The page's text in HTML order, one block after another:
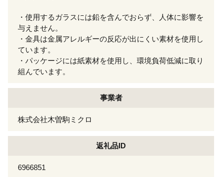
・使用するガラスには鉛を含んでおらず、人体に影響を
与えません。
・金具は金属アレルギーの反応が出にくい素材を使用し
ています。
・パッケージには紙素材を使用し、環境負荷低減に取り
組んでいます。
事業者
株式会社木曽駒ミクロ
返礼品ID
6966851